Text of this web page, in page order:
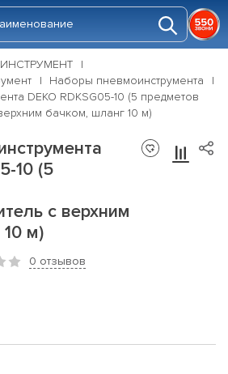
ИНСТРУМЕНТ
Наборы пневмоинструмента
DEKO RDKSG05-10 (5 предметов
бачком, шланг 10 м)
10 (5
с верхним
м)
0 отзывов